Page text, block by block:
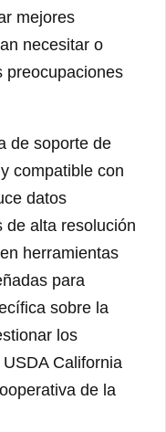
mejores
necesitar o
preocupaciones
de soporte de
compatible con
datos
de alta resolución
herramientas
para
sobre la
los
California
de la